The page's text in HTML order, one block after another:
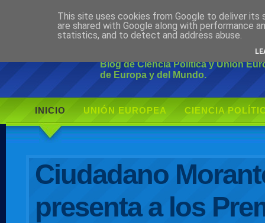
Ciudadano
Blog de Ciencia Política y Unión
de Europa y del Mundo.
INICIO UNIÓN EUROPEA CIENCIA
Ciudadano
presenta a los
This site uses cookies from Google to deliver its
are shared with Google along with performance
statistics, and to detect and address abuse.